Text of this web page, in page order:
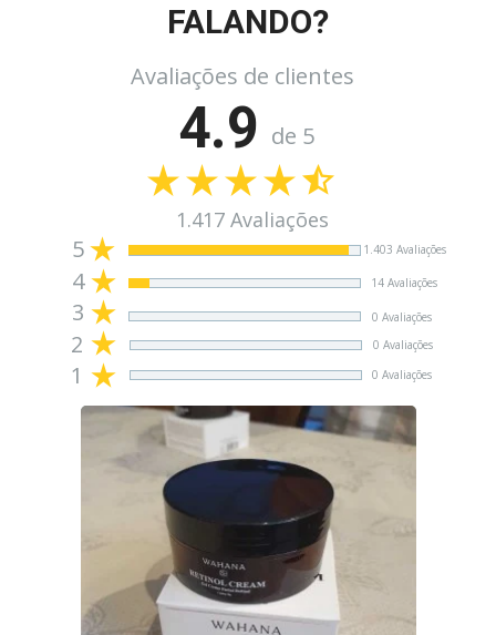
FALANDO?
4.9
1.417 Avaliações
Avaliações de clientes
de 5
5 1.403 Avaliações
4 14 Avaliações
3 0 Avaliações
2 0 Avaliações
1 0 Avaliações